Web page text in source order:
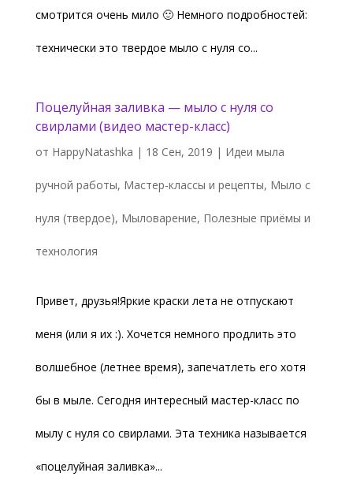
смотрится очень мило 🙂 Немного подробностей:
технически это твердое мыло с нуля со...
Поцелуйная заливка — мыло с нуля со
свирлами (видео мастер-класс)
от HappyNatashka | 18 Сен, 2019 | Идеи мыла
ручной работы, Мастер-классы и рецепты, Мыло с
нуля (твердое), Мыловарение, Полезные приёмы и
технология
Привет, друзья!Яркие краски лета не отпускают
меня (или я их :). Хочется немного продлить это
волшебное (летнее время), запечатлеть его хотя
бы в мыле. Сегодня интересный мастер-класс по
мылу с нуля со свирлами. Эта техника называется
«поцелуйная заливка»...